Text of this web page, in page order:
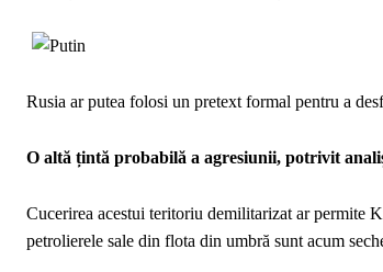
Rusia ar putea folosi un pretext formal pentru a
O altă țintă probabilă a agresiunii, potrivit
Cucerirea acestui teritoriu demilitarizat ar permite
petrolierele sale din flota din umbră sunt acum